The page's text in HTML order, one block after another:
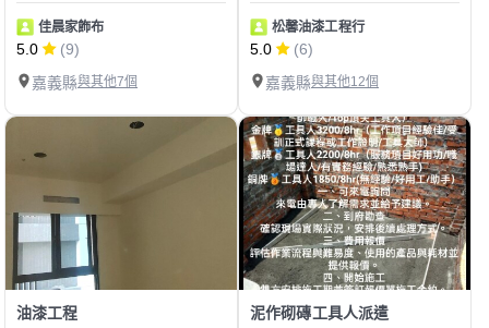
佳晨家飾布
5.0
(9)
嘉義縣與其他7個
松馨油漆工程行
5.0
(6)
嘉義縣與其他12個
油漆工程 泥作砌磚工具人派遣